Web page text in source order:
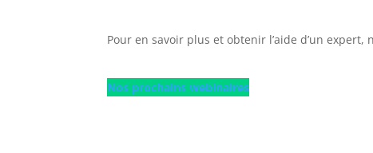
Pour en savoir plus et obtenir l’aide d’un
Nos prochains webinaires